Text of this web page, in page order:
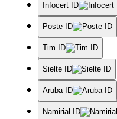
Infocert ID
Poste ID
Tim ID
Sielte ID
Aruba ID
Namirial ID